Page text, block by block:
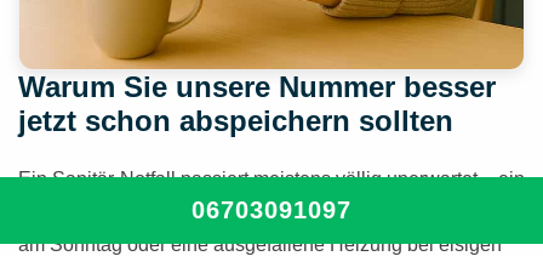
Warum Sie unsere Nummer besser
jetzt schon abspeichern sollten
Ein Sanitär-Notfall passiert meistens völlig unerwartet – ein
geplatztes Rohr mitten in der Nacht, ein verstopfter Abfluss
am Sonntag oder eine ausgefallene Heizung bei eisigen
06703091097